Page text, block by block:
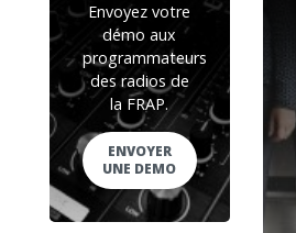
Envoyez votre
démo aux
programmateurs
des radios de
la FRAP.
ENVOYER
UNE DEMO